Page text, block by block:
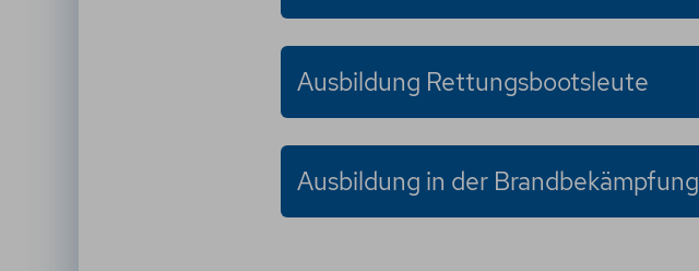
Ausbildung Rettungsbootsleute
Ausbildung in der Brandbekämpfung